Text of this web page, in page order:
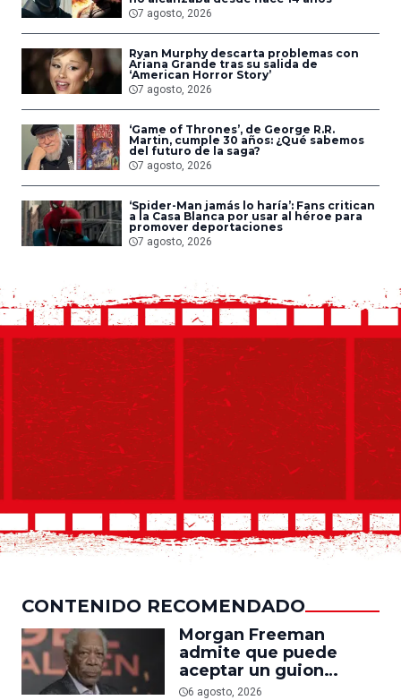
7 agosto, 2026
Ryan Murphy descarta problemas con
Ariana Grande tras su salida de
‘American Horror Story’
7 agosto, 2026
‘Game of Thrones’, de George R.R.
Martin, cumple 30 años: ¿Qué sabemos
del futuro de la saga?
7 agosto, 2026
‘Spider-Man jamás lo haría’: Fans critican
a la Casa Blanca por usar al héroe para
promover deportaciones
7 agosto, 2026
CONTENIDO RECOMENDADO
Morgan Freeman
admite que puede
aceptar un guion
mediocre si le pagan lo
6 agosto, 2026